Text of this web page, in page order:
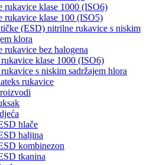
rukavice klase 1000 (ISO6)
rukavice klase 100 (ISO5)
(ESD) nitrilne rukavice s niskim
klora
rukavice bez halogena
klase 1000 (ISO6)
s niskim sadržajem hlora
rukavice
hlače
haljina
kombinezon
tkanina